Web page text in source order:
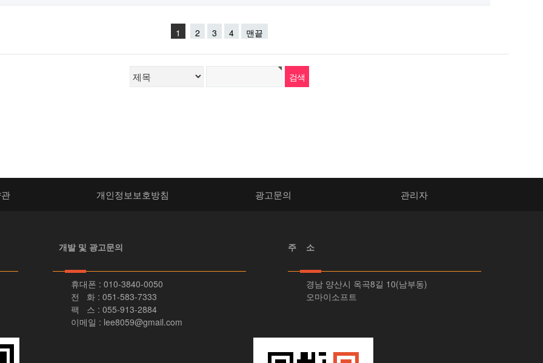
1 2 3 4 맨끝
개인정보보호방침 광고문의 관리자
개발 및 광고문의
휴대폰 : 010-3840-0050
전 화 : 051-583-7333
팩 스 : 055-913-2884
이메일 : lee8059@gmail.com
주 소
경남 양산시 옥곡8길 10(남부동)
오마이소프트